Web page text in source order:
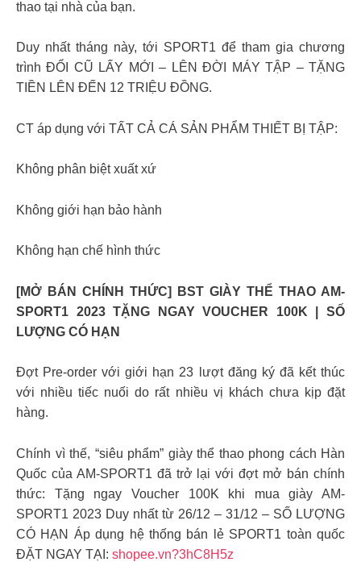
thao tại nhà của bạn.
Duy nhất tháng này, tới SPORT1 để tham gia chương
trình ĐỔI CŨ LẤY MỚI – LÊN ĐỜI MÁY TẬP – TẶNG
TIỀN LÊN ĐẾN 12 TRIỆU ĐỒNG.
CT áp dụng với TẤT CẢ CÁ SẢN PHẨM THIẾT BỊ TẬP:
Không phân biệt xuất xứ
Không giới hạn bảo hành
Không hạn chế hình thức
[MỞ BÁN CHÍNH THỨC] BST GIÀY THỂ THAO AM-
SPORT1 2023 TẶNG NGAY VOUCHER 100K | SỐ
LƯỢNG CÓ HẠN
Đợt Pre-order với giới hạn 23 lượt đăng ký đã kết thúc
với nhiều tiếc nuối do rất nhiều vị khách chưa kịp đặt
hàng.
Chính vì thế, “siêu phẩm” giày thể thao phong cách Hàn
Quốc của AM-SPORT1 đã trở lại với đợt mở bán chính
thức: Tặng ngay Voucher 100K khi mua giày AM-
SPORT1 2023 Duy nhất từ 26/12 – 31/12 – SỐ LƯỢNG
CÓ HẠN Áp dụng hệ thống bán lẻ SPORT1 toàn quốc
ĐẶT NGAY TẠI: shopee.vn?3hC8H5z